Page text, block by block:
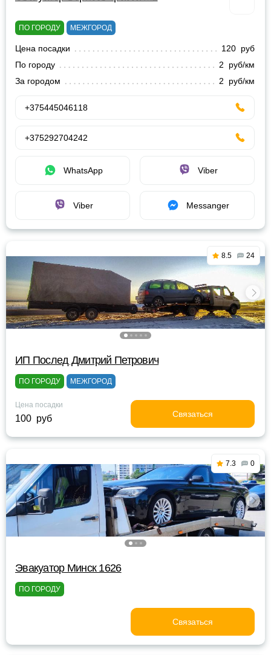
ПО ГОРОДУ МЕЖГОРОД
Цена посадки
120 руб
По городу
2 руб/км
За городом
2 руб/км
+375445046118
+375292704242
WhatsApp Viber
Viber Messanger
8.5 24
ИП Послед Дмитрий Петрович
ПО ГОРОДУ МЕЖГОРОД
Цена посадки
100 руб Связаться
7.3 0
Эвакуатор Минск 1626
ПО ГОРОДУ
Связаться